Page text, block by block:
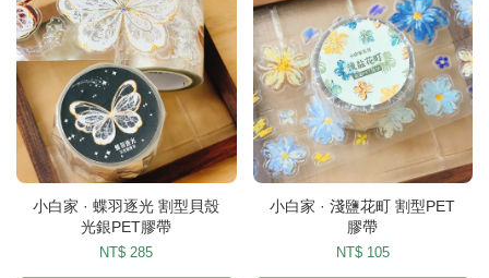
小白家 · 蝶羽逐光 割型貝殼
光銀PET膠帶
NT$ 285
小白家 · 淺鹽花町 割型PET
膠帶
NT$ 105